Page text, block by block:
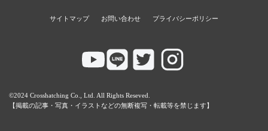
サイトマップ お問い合わせ プライバシーポリシー
©2024 Crosshatching Co., Ltd. All Rights Reseved.
【掲載の記事・写真・イラストなどの無断複写・転載等を禁じます】